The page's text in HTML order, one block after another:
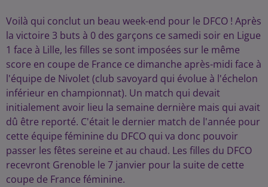
Voilà qui conclut un beau week-end pour le DFCO ! Après
la victoire 3 buts à 0 des garçons ce samedi soir en Ligue
1 face à Lille, les filles se sont imposées sur le même
score en coupe de France ce dimanche après-midi face à
l'équipe de Nivolet (club savoyard qui évolue à l'échelon
inférieur en championnat). Un match qui devait
initialement avoir lieu la semaine dernière mais qui avait
dû être reporté. C'était le dernier match de l'année pour
cette équipe féminine du DFCO qui va donc pouvoir
passer les fêtes sereine et au chaud. Les filles du DFCO
recevront Grenoble le 7 janvier pour la suite de cette
coupe de France féminine.